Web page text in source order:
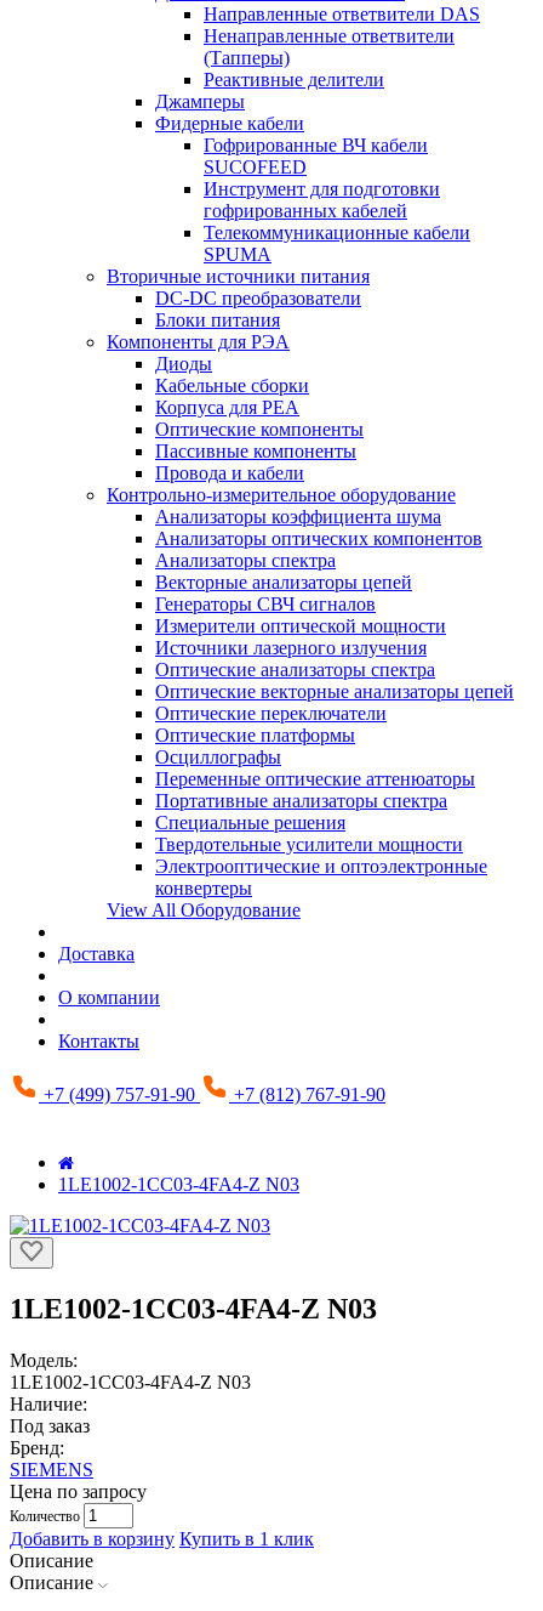
Направленные ответвители DAS
Ненаправленные ответвители
(Тапперы)
Реактивные делители
Джамперы
Фидерные кабели
Гофрированные ВЧ кабели
SUCOFEED
Инструмент для подготовки
гофрированных кабелей
Телекоммуникационные кабели
SPUMA
Вторичные источники питания
DC-DC преобразователи
Блоки питания
Компоненты для РЭА
Диоды
Кабельные сборки
Корпуса для РЕА
Оптические компоненты
Пассивные компоненты
Провода и кабели
Контрольно-измерительное оборудование
Анализаторы коэффициента шума
Анализаторы оптических компонентов
Анализаторы спектра
Векторные анализаторы цепей
Генераторы СВЧ сигналов
Измерители оптической мощности
Источники лазерного излучения
Оптические анализаторы спектра
Оптические векторные анализаторы цепей
Оптические переключатели
Оптические платформы
Осциллографы
Переменные оптические аттенюаторы
Портативные анализаторы спектра
Специальные решения
Твердотельные усилители мощности
Электрооптические и оптоэлектронные
конвертеры
View All Оборудование
Доставка
О компании
Контакты
+7 (499) 757-91-90 +7 (812) 767-91-90
1LE1002-1CC03-4FA4-Z N03
1LE1002-1CC03-4FA4-Z N03
Модель:
1LE1002-1CC03-4FA4-Z N03
Наличие:
Под заказ
Бренд:
SIEMENS
Цена по запросу
Количество
Добавить в корзину Купить в 1 клик
Описание
Описание